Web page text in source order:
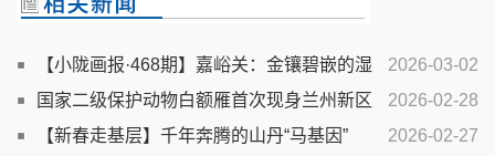
2026-03-02
【小陇画报·468期】嘉峪关：金镶碧嵌的湿
地画卷
2026-02-28
国家二级保护动物白额雁首次现身兰州新区
2026-02-27
【新春走基层】千年奔腾的山丹“马基因”